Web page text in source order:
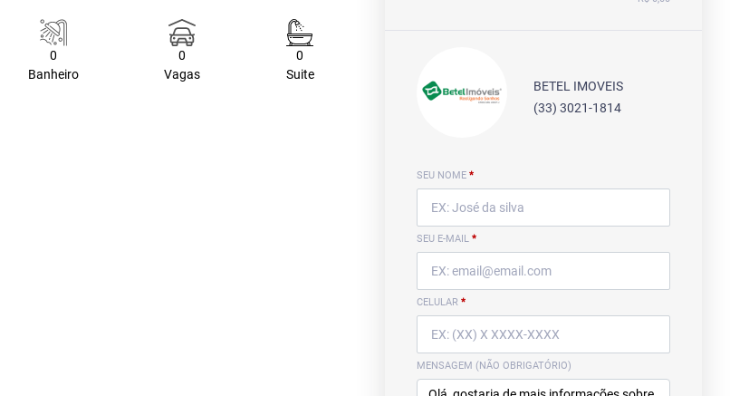
0
Banheiro
0
Vagas
0
Suite
BETEL IMOVEIS
(33) 3021-1814
SEU NOME *
SEU E-MAIL *
CELULAR *
MENSAGEM (NÃO OBRIGATÓRIO)